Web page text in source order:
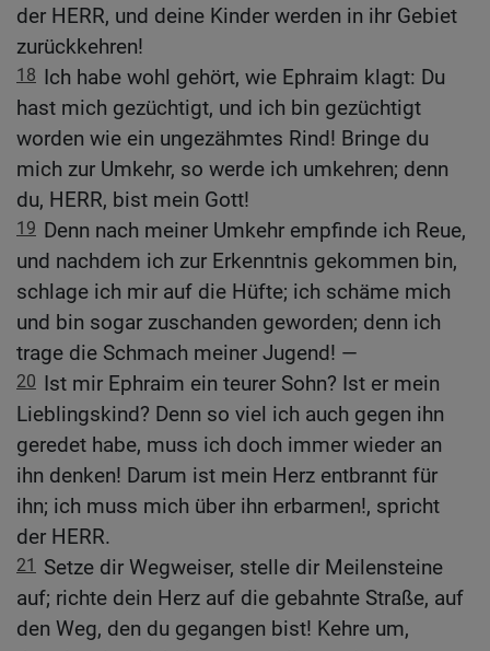
der HERR, und deine Kinder werden in ihr Gebiet
zurückkehren!
18 Ich habe wohl gehört, wie Ephraim klagt: Du
hast mich gezüchtigt, und ich bin gezüchtigt
worden wie ein ungezähmtes Rind! Bringe du
mich zur Umkehr, so werde ich umkehren; denn
du, HERR, bist mein Gott!
19 Denn nach meiner Umkehr empfinde ich Reue,
und nachdem ich zur Erkenntnis gekommen bin,
schlage ich mir auf die Hüfte; ich schäme mich
und bin sogar zuschanden geworden; denn ich
trage die Schmach meiner Jugend! —
20 Ist mir Ephraim ein teurer Sohn? Ist er mein
Lieblingskind? Denn so viel ich auch gegen ihn
geredet habe, muss ich doch immer wieder an
ihn denken! Darum ist mein Herz entbrannt für
ihn; ich muss mich über ihn erbarmen!, spricht
der HERR.
21
Setze dir Wegweiser, stelle dir Meilensteine
auf; richte dein Herz auf die gebahnte Straße, auf
den Weg, den du gegangen bist! Kehre um,